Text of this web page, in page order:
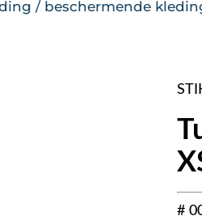
/ beschermende
#